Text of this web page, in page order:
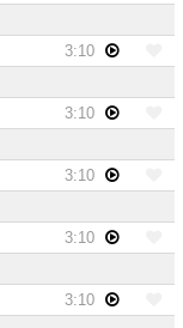
3:10
3:10
3:10
3:10
3:10